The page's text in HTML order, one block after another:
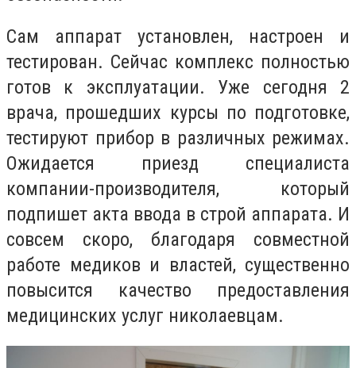
Сам аппарат установлен, настроен и
тестирован. Сейчас комплекс полностью
готов к эксплуатации. Уже сегодня 2
врача, прошедших курсы по подготовке,
тестируют прибор в различных режимах.
Ожидается приезд специалиста
компании-производителя, который
подпишет акта ввода в строй аппарата. И
совсем скоро, благодаря совместной
работе медиков и властей, существенно
повысится качество предоставления
медицинских услуг николаевцам.